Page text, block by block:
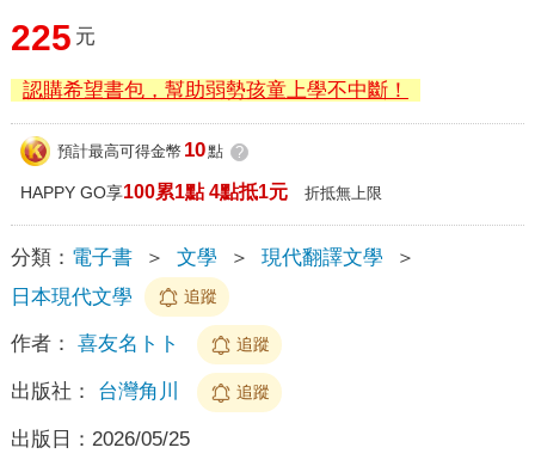
225 元
認購希望書包，幫助弱勢孩童上學不中斷！
預計最高可得金幣 10點 ?
HAPPY GO享100累1點 4點抵1元 折抵無上限
分類： 電子書 ＞ 文學 ＞ 現代翻譯文學
＞
日本現代文學
追蹤
作者： 喜友名トト 追蹤
出版社： 台灣角川 追蹤
出版日： 2026/05/25